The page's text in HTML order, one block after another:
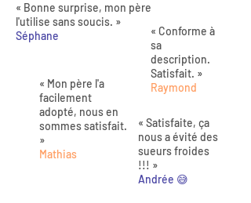
« Bonne surprise, mon père
l'utilise sans soucis. »
Séphane
« Mon père l'a
facilement
adopté, nous en
sommes satisfait.
»
Mathias
« Conforme à
sa
description.
Satisfait. »
Raymond
« Satisfaite, ça
nous a évité des
sueurs froides
!!! »
Andrée 😅